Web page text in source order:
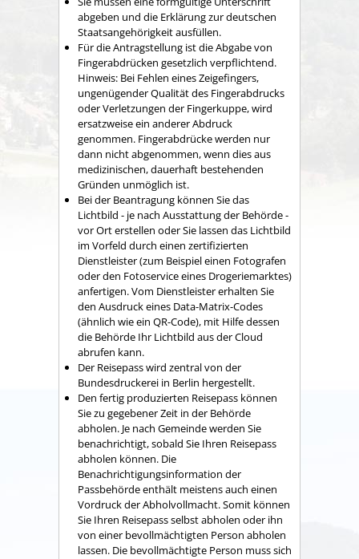
abgeben und die Erklärung zur deutschen
Staatsangehörigkeit ausfüllen.
Für die Antragstellung ist die Abgabe von
Fingerabdrücken gesetzlich verpflichtend.
Hinweis: Bei Fehlen eines Zeigefingers,
ungenügender Qualität des Fingerabdrucks
oder Verletzungen der Fingerkuppe, wird
ersatzweise ein anderer Abdruck
genommen. Fingerabdrücke werden nur
dann nicht abgenommen, wenn dies aus
medizinischen, dauerhaft bestehenden
Gründen unmöglich ist.
Bei der Beantragung können Siedas
Lichtbild - je nach Ausstattung der Behörde -
vor Ort erstellen oder Sie lassen das Lichtbild
im Vorfeld durch einen zertifizierten
Dienstleister (zum Beispiel einen Fotografen
oder den Fotoservice eines Drogeriemarktes)
anfertigen. Vom Dienstleister erhalten Sie
den Ausdruck eines Data-Matrix-Codes
(ähnlich wie ein QR-Code), mit Hilfe dessen
die Behörde Ihr Lichtbild aus der Cloud
abrufen kann.
Der Reisepass wird zentral von der
Bundesdruckerei in Berlin hergestellt.
Den fertig produzierten Reisepass können
Sie zu gegebener Zeit in der Behörde
abholen. Je nach Gemeinde werden Sie
benachrichtigt, sobald Sie Ihren Reisepass
abholen können. Die
Benachrichtigungsinformation der
Passbehörde enthält meistens auch einen
Vordruck der Abholvollmacht. Somit können
Sie Ihren Reisepass selbst abholen oder ihn
von einer bevollmächtigten Person abholen
lassen. Die bevollmächtigte Person muss sich